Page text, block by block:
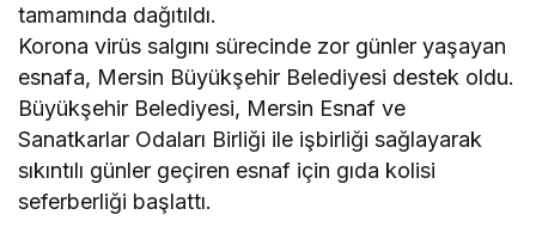
tamamında dağıtıldı.
Korona virüs salgını sürecinde zor günler yaşayan
esnafa, Mersin Büyükşehir Belediyesi destek oldu.
Büyükşehir Belediyesi, Mersin Esnaf ve
Sanatkarlar Odaları Birliği ile işbirliği sağlayarak
sıkıntılı günler geçiren esnaf için gıda kolisi
seferberliği başlattı.